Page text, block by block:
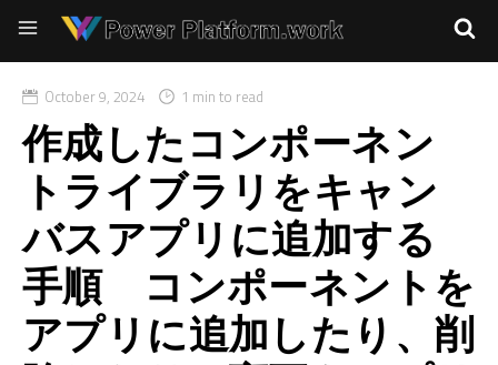
October 9, 2024 1 min to read
作成したコンポーネン
トライブラリをキャン
バスアプリに追加する
手順 コンポーネントを
アプリに追加したり、削